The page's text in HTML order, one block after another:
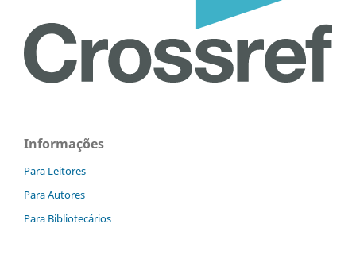
Informações
Para Leitores
Para Autores
Para Bibliotecários